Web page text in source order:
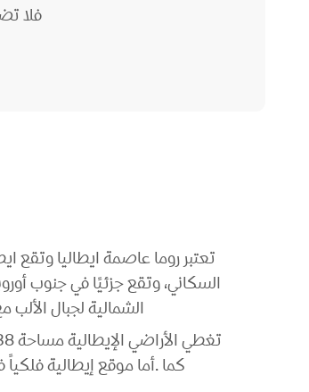
فلا
السكاني، وتقع جزئيًا في جنوب
الشمالية لجبال
كما .أما موقع إيطالية فلكياً فينحصر بين خطي عرض 36 درجة و45دقيقة و47